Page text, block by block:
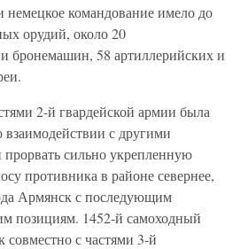
немецкое командование имело до
орудий, около 20
бронемашин, 58 артиллерийских и
2-й гвардейской армии была
взаимодействии с другими
сильно укрепленную
противника в районе севернее,
Армянск с последующим
позициям. 1452-й самоходный
совместно с частями 3-й